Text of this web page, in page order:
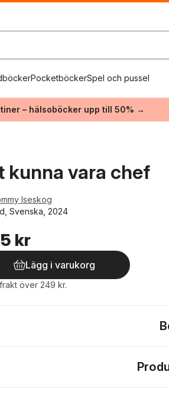
PocketböckerSpel och pussel
– hälsoböcker upp till 50% →
kunna vara chef
Iseskog
Svenska, 2024
kr
Lägg i varukorg
över 249 kr.